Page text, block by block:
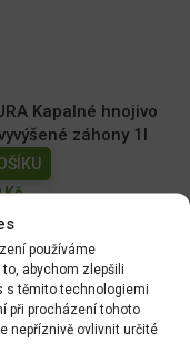
používáme
abychom zlepšili
s těmito technologiemi
při procházení tohoto
nepříznivě ovlivnit určité
Kapalné hnojivo
záhony 1l
Kč
s guánem Podzimní
5kg/FO +
Kč